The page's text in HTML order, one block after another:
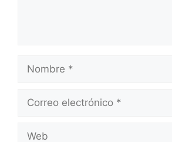
Nombre
Correo
Web